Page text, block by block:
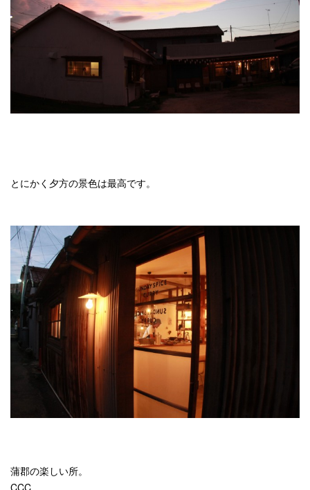
とにかく夕方の景色は最高です。
蒲郡の楽しい所。
CCC